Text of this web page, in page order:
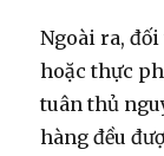
Ngoài ra,
hoặc thực
tuân thủ
hàng đều